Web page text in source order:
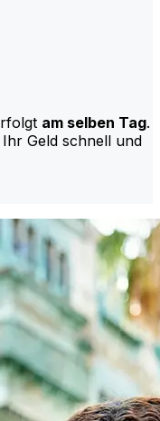
am selben Tag.
Geld schnell und